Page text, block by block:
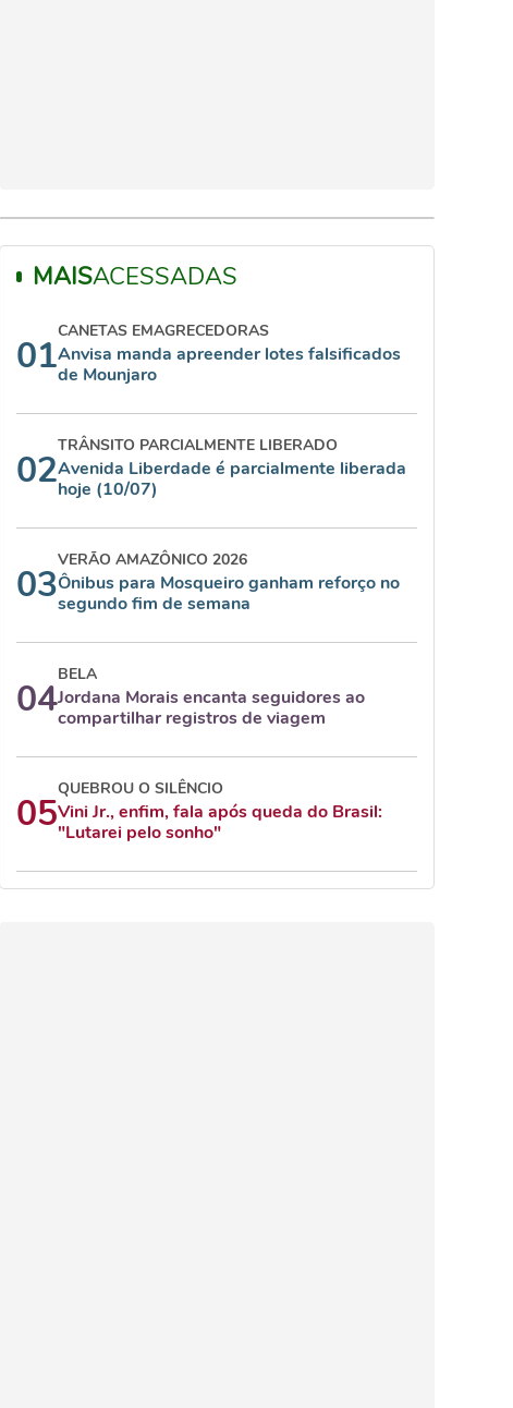
MAISACESSADAS
01
CANETAS EMAGRECEDORAS
Anvisa manda apreender lotes falsificados
de Mounjaro
02
TRÂNSITO PARCIALMENTE LIBERADO
Avenida Liberdade é parcialmente liberada
hoje (10/07)
03
VERÃO AMAZÔNICO 2026
Ônibus para Mosqueiro ganham reforço no
segundo fim de semana
04
BELA
Jordana Morais encanta seguidores ao
compartilhar registros de viagem
05
QUEBROU O SILÊNCIO
Vini Jr., enfim, fala após queda do Brasil:
"Lutarei pelo sonho"